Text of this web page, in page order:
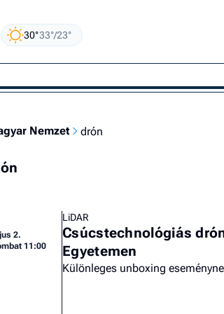
30°33°/23°
Nemzet drón
2.
11:00
LiDAR
Csúcstechnológiás
Egyetemen
Különleges unboxing